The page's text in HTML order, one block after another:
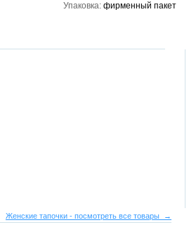
Упаковка: фирменный пакет
Женские тапочки - посмотреть все товары →